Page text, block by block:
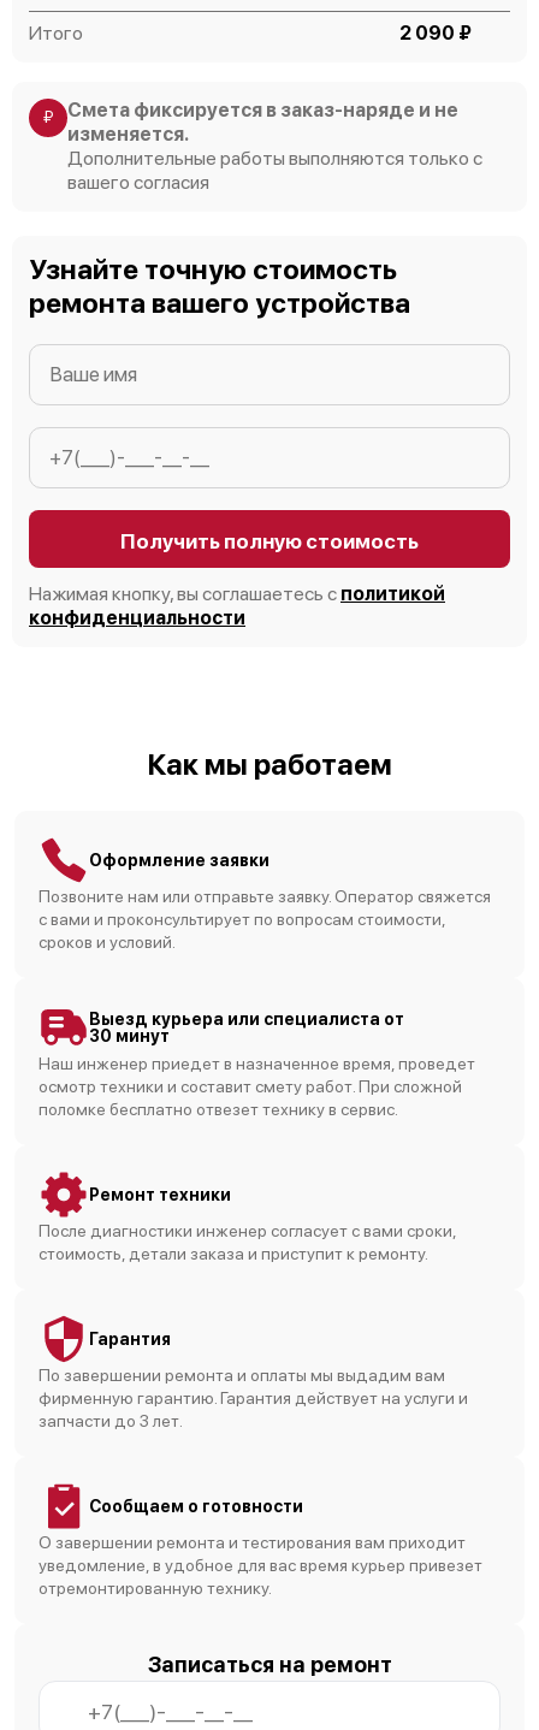
Итого 2 090 ₽
₽
Смета фиксируется в заказ-наряде и не
изменяется.
Дополнительные работы выполняются только с
вашего согласия
Узнайте точную стоимость
ремонта вашего устройства
Получить полную стоимость
Нажимая кнопку, вы соглашаетесь с политикой
конфиденциальности
Как мы работаем
Оформление заявки
Позвоните нам или отправьте заявку. Оператор свяжется
с вами и проконсультирует по вопросам стоимости,
сроков и условий.
Выезд курьера или специалиста от
30 минут
Наш инженер приедет в назначенное время, проведет
осмотр техники и составит смету работ. При сложной
поломке бесплатно отвезет технику в сервис.
Ремонт техники
После диагностики инженер согласует с вами сроки,
стоимость, детали заказа и приступит к ремонту.
Гарантия
По завершении ремонта и оплаты мы выдадим вам
фирменную гарантию. Гарантия действует на услуги и
запчасти до 3 лет.
Сообщаем о готовности
О завершении ремонта и тестирования вам приходит
уведомление, в удобное для вас время курьер привезет
отремонтированную технику.
Записаться на ремонт